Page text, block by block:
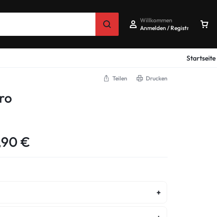
Willkommen
Anmelden / Registrieren
Startseite
Teilen Drucken
€